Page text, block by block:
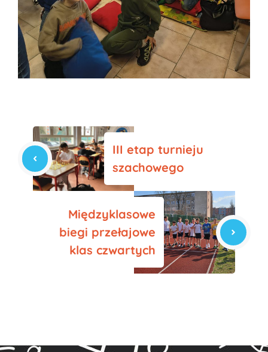
III etap turnieju
szachowego
Międzyklasowe
biegi przełajowe
klas czwartych